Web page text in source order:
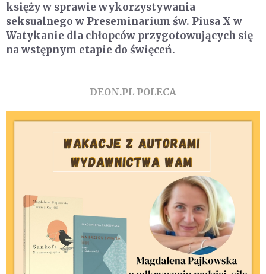
księży w sprawie wykorzystywania
seksualnego w Preseminarium św. Piusa X w
Watykanie dla chłopców przygotowujących się
na wstępnym etapie do święceń.
DEON.PL POLECA